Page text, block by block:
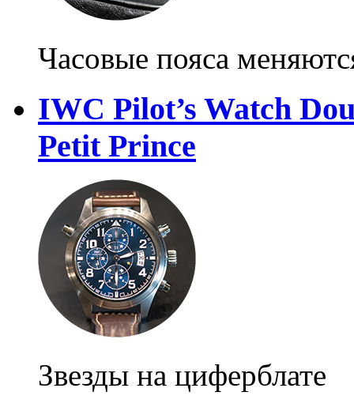
Часовые пояса
IWC Pilot’s Watch
Petit Prince
Звезды на циферблате